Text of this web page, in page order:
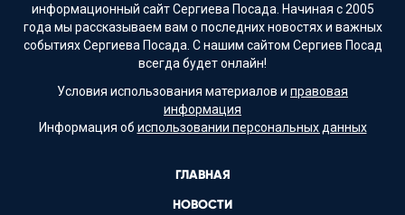
информационный сайт Сергиева Посада. Начиная с 2005
года мы рассказываем вам о последних новостях и важных
событиях Сергиева Посада. С нашим сайтом Сергиев Посад
всегда будет онлайн!
Условия использования материалов и правовая
информация
Информация об использовании персональных данных
ГЛАВНАЯ
НОВОСТИ